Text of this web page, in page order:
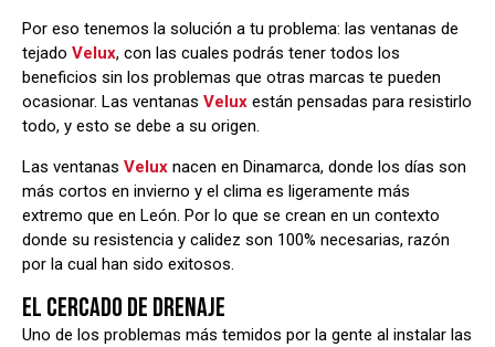
Por eso tenemos la solución a tu problema: las ventanas de
tejado Velux, con las cuales podrás tener todos los
beneficios sin los problemas que otras marcas te pueden
ocasionar. Las ventanas Velux están pensadas para resistirlo
todo, y esto se debe a su origen.
Las ventanas Velux nacen en Dinamarca, donde los días son
más cortos en invierno y el clima es ligeramente más
extremo que en León. Por lo que se crean en un contexto
donde su resistencia y calidez son 100% necesarias, razón
por la cual han sido exitosos.
EL CERCADO DE DRENAJE
Uno de los problemas más temidos por la gente al instalar las